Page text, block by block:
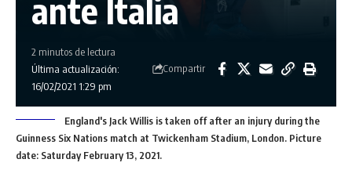
ante Italia
Última actualización:
16/02/2021 1:29 pm
2 minutos de lectura
Compartir
England's Jack Willis is taken off after an injury during the
Guinness Six Nations match at Twickenham Stadium, London. Picture
date: Saturday February 13, 2021.